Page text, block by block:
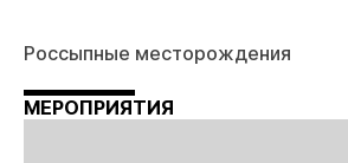
Россыпные месторождения
МЕРОПРИЯТИЯ